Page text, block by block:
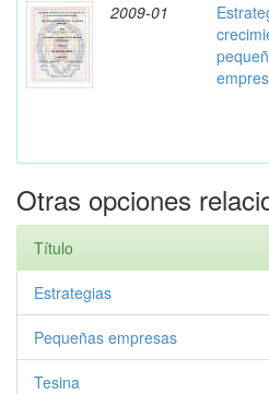
2009-01
Otras opciones
Título
Estrategias
Pequeñas empresas
Tesina